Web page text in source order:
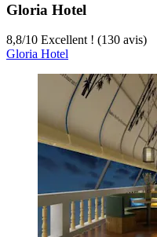
Gloria Hotel
8,8/10 Excellent ! (130 avis)
Gloria Hotel